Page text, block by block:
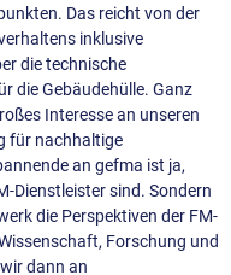
Das reicht von der
inklusive
die technische
die Gebäudehülle. Ganz
Interesse an unseren
für nachhaltige
an gefma ist ja,
Dienstleister sind. Sondern
die Perspektiven der FM-
Forschung und
dann an